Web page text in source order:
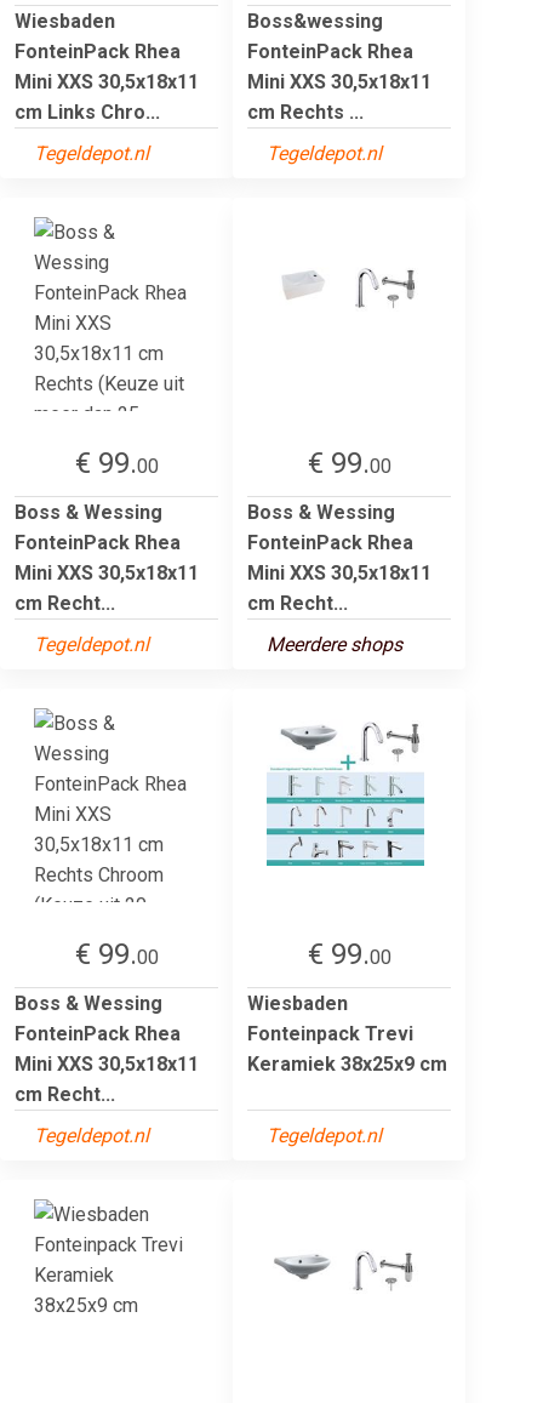
Wiesbaden
FonteinPack Rhea
Mini XXS 30,5x18x11
cm Links Chro...
Tegeldepot.nl
Boss&wessing
FonteinPack Rhea
Mini XXS 30,5x18x11
cm Rechts ...
Tegeldepot.nl
€ 99.00
Boss & Wessing
FonteinPack Rhea
Mini XXS 30,5x18x11
cm Recht...
Tegeldepot.nl
€ 99.00
Boss & Wessing
FonteinPack Rhea
Mini XXS 30,5x18x11
cm Recht...
Meerdere shops
€ 99.00
Boss & Wessing
FonteinPack Rhea
Mini XXS 30,5x18x11
cm Recht...
Tegeldepot.nl
€ 99.00
Wiesbaden
Fonteinpack Trevi
Keramiek 38x25x9 cm
Tegeldepot.nl